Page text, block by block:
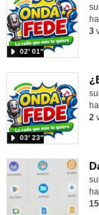
02′ 01″
3
03′ 23″
2
15